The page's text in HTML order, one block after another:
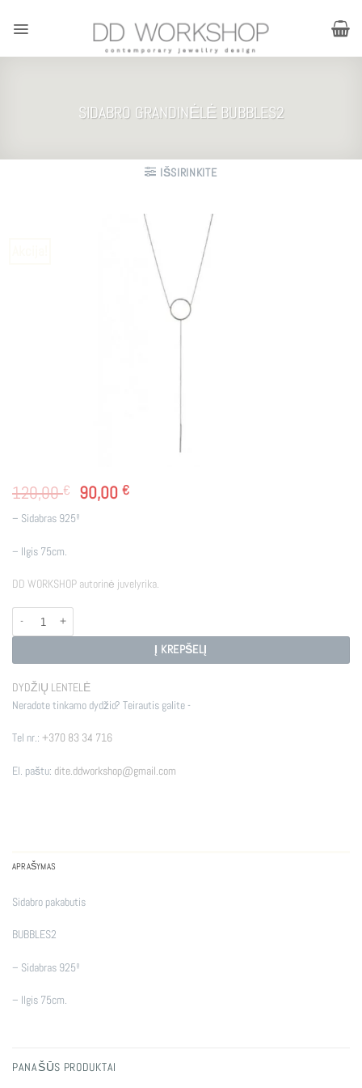
SIDABRO GRANDINĖLĖ BUBBLES2
IŠSIRINKITE
120,00€ Original
price
was:
90,00€Current
– Sidabras 925º
– Ilgis 75cm.
DD WORKSHOP autorinė juvelyrika.
produkto kiekis: SIDABRO GRANDINĖLĖ BUBBLES2
Į KREPŠELĮ
DYDŽIŲ LENTELĖ
Neradote tinkamo dydžio? Teirautis galite -
Tel nr.: +370 83 34 716
El. paštu: dite.ddworkshop@gmail.com
APRAŠYMAS
Sidabro pakabutis
BUBBLES2
– Sidabras 925º
– Ilgis 75cm.
PANAŠŪS PRODUKTAI